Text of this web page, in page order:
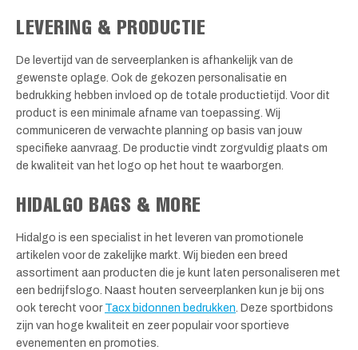
LEVERING & PRODUCTIE
De levertijd van de serveerplanken is afhankelijk van de
gewenste oplage. Ook de gekozen personalisatie en
bedrukking hebben invloed op de totale productietijd. Voor dit
product is een minimale afname van toepassing. Wij
communiceren de verwachte planning op basis van jouw
specifieke aanvraag. De productie vindt zorgvuldig plaats om
de kwaliteit van het logo op het hout te waarborgen.
HIDALGO BAGS & MORE
Hidalgo is een specialist in het leveren van promotionele
artikelen voor de zakelijke markt. Wij bieden een breed
assortiment aan producten die je kunt laten personaliseren met
een bedrijfslogo. Naast houten serveerplanken kun je bij ons
ook terecht voor Tacx bidonnen bedrukken . Deze sportbidons
zijn van hoge kwaliteit en zeer populair voor sportieve
evenementen en promoties.